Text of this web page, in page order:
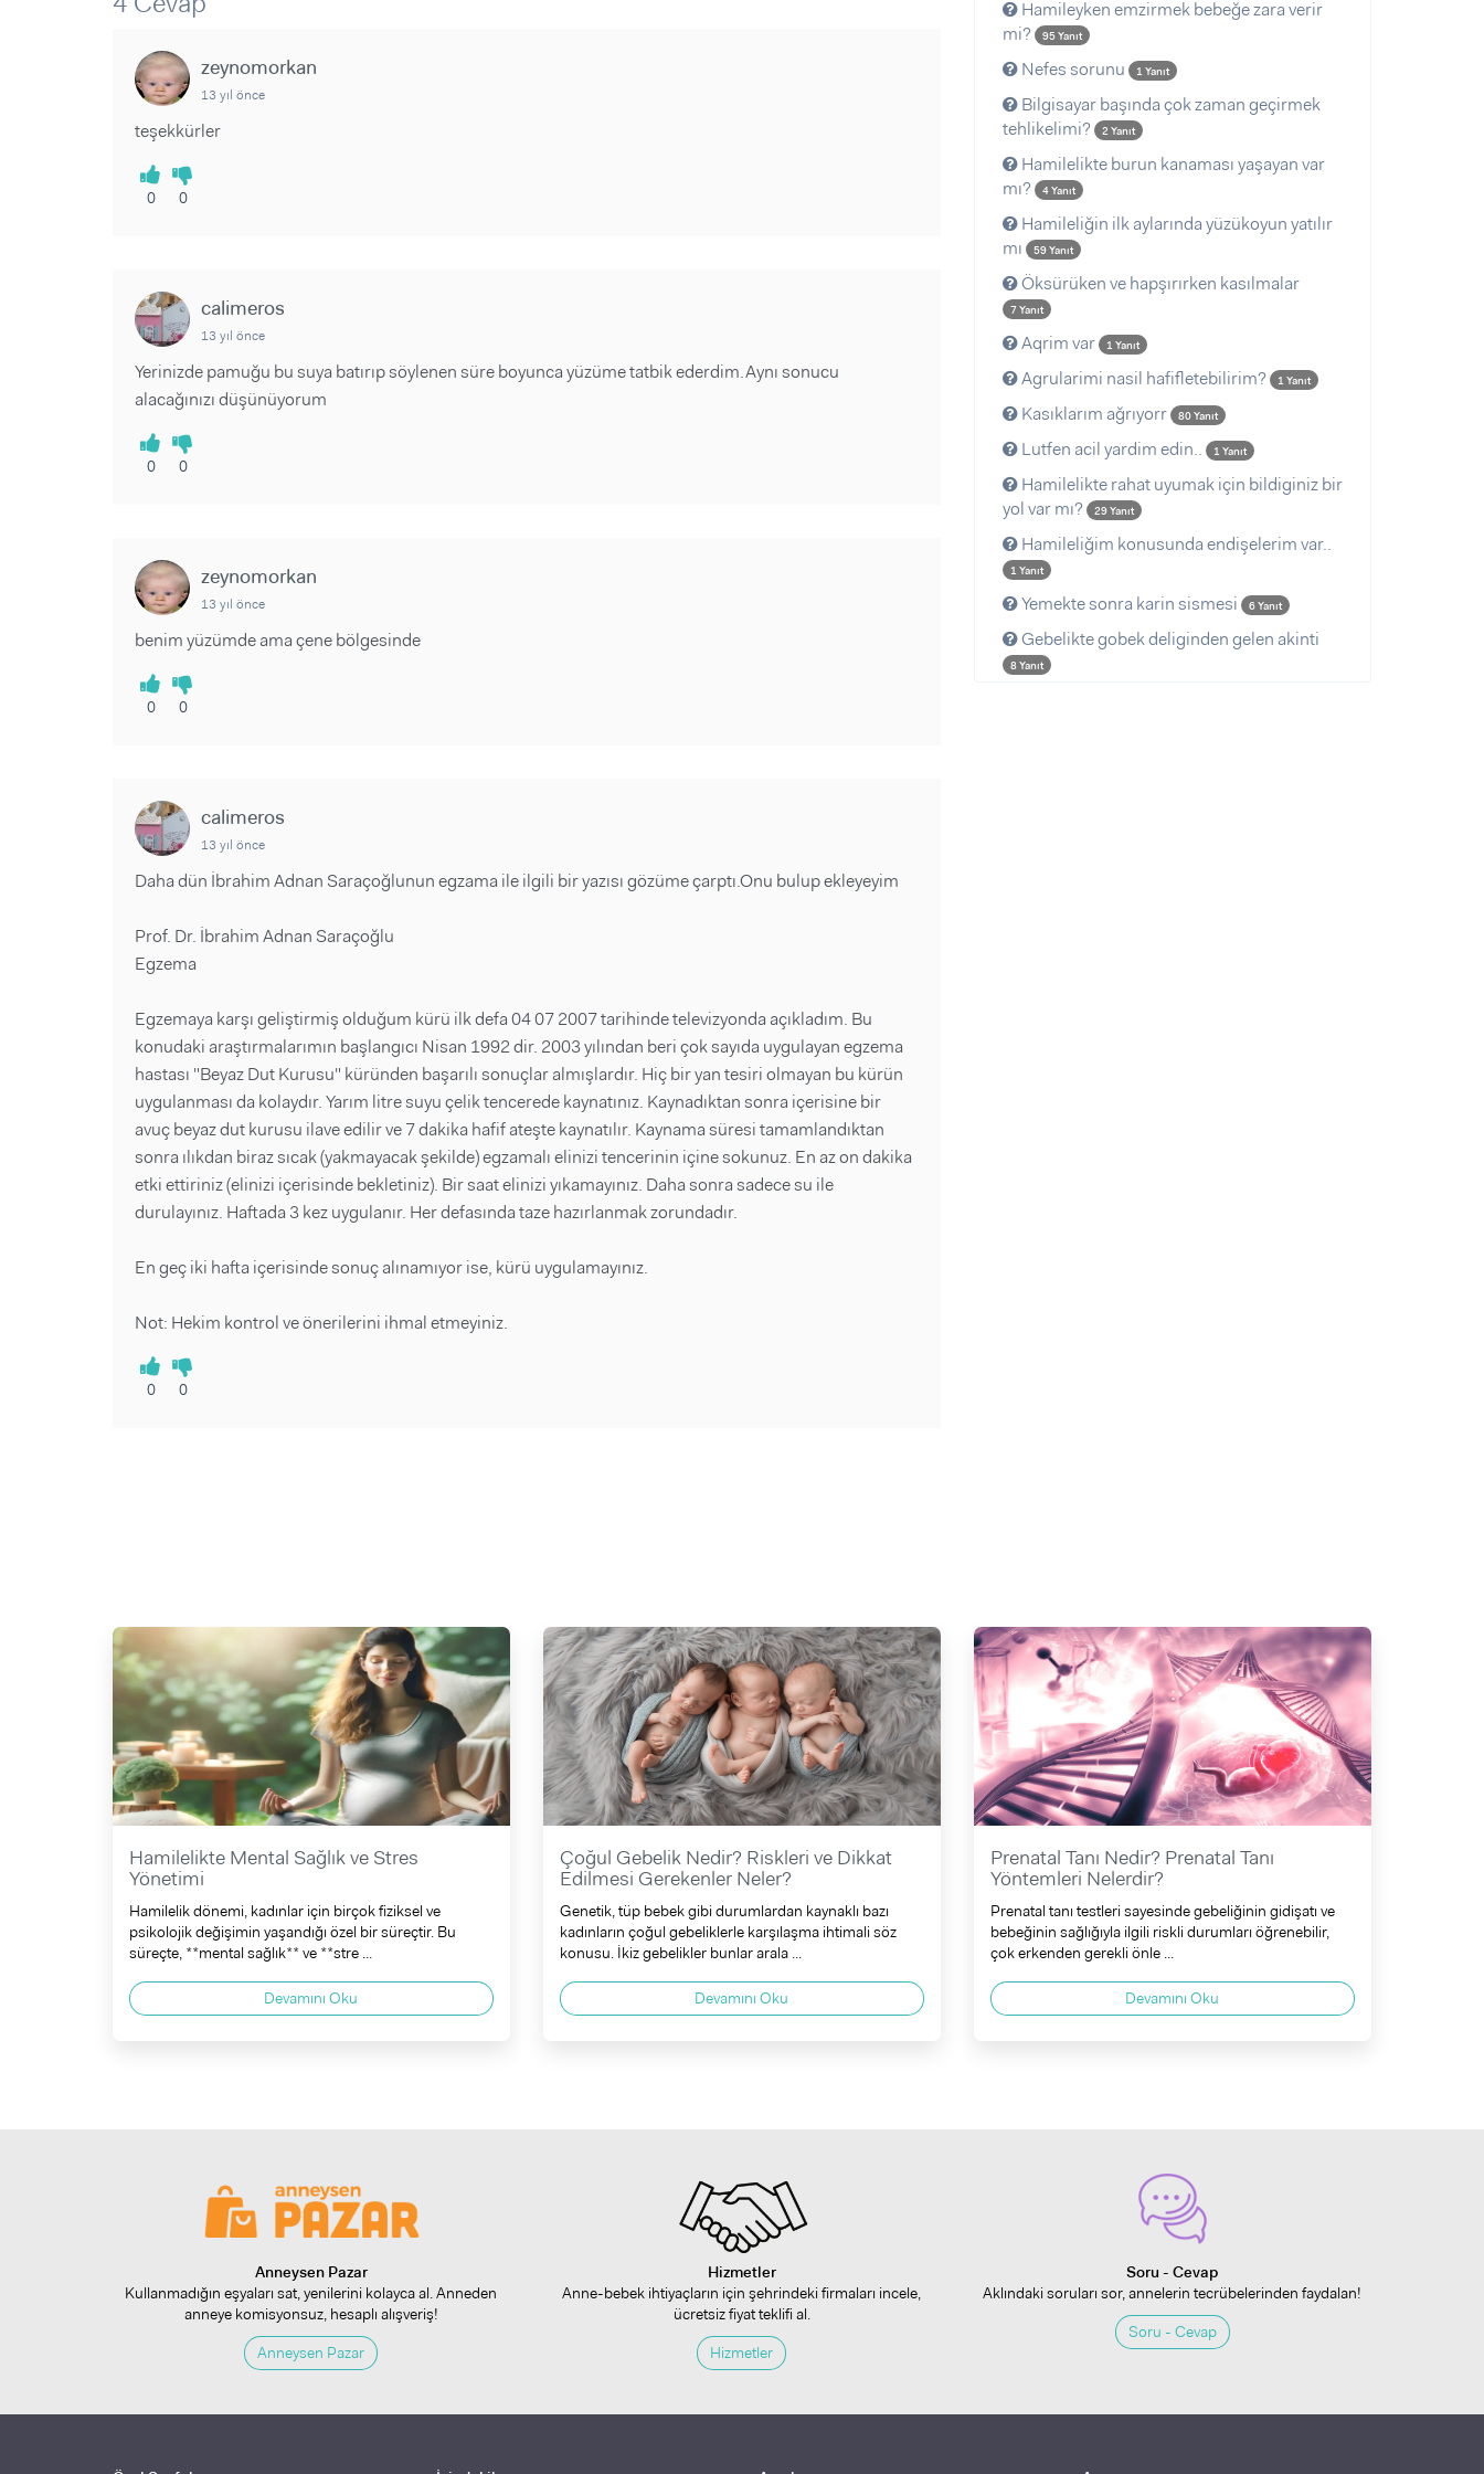
zeynomorkan
13 yıl önce
teşekkürler
0 0
calimeros
13 yıl önce
Yerinizde pamuğu bu suya batırıp söylenen süre boyunca yüzüme tatbik ederdim.Aynı sonucu
alacağınızı düşünüyorum
0 0
zeynomorkan
13 yıl önce
benim yüzümde ama çene bölgesinde
0 0
calimeros
13 yıl önce
Daha dün İbrahim Adnan Saraçoğlunun egzama ile ilgili bir yazısı gözüme çarptı.Onu bulup ekleyeyim
Prof. Dr. İbrahim Adnan Saraçoğlu
Egzema
Egzemaya karşı geliştirmiş olduğum kürü ilk defa 04 07 2007 tarihinde televizyonda açıkladım. Bu
konudaki araştırmalarımın başlangıcı Nisan 1992 dir. 2003 yılından beri çok sayıda uygulayan egzema
hastası "Beyaz Dut Kurusu" küründen başarılı sonuçlar almışlardır. Hiç bir yan tesiri olmayan bu kürün
uygulanması da kolaydır. Yarım litre suyu çelik tencerede kaynatınız. Kaynadıktan sonra içerisine bir
avuç beyaz dut kurusu ilave edilir ve 7 dakika hafif ateşte kaynatılır. Kaynama süresi tamamlandıktan
sonra ılıkdan biraz sıcak (yakmayacak şekilde) egzamalı elinizi tencerinin içine sokunuz. En az on dakika
etki ettiriniz (elinizi içerisinde bekletiniz). Bir saat elinizi yıkamayınız. Daha sonra sadece su ile
durulayınız. Haftada 3 kez uygulanır. Her defasında taze hazırlanmak zorundadır.
En geç iki hafta içerisinde sonuç alınamıyor ise, kürü uygulamayınız.
Not: Hekim kontrol ve önerilerini ihmal etmeyiniz.
0 0
Hamileyken emzirmek bebeğe zara verir
mi?
95 Yanıt
Nefes sorunu 1 Yanıt
Bilgisayar başında çok zaman geçirmek
tehlikelimi?
2 Yanıt
Hamilelikte burun kanaması yaşayan var
mı?
4 Yanıt
Hamileliğin ilk aylarında yüzükoyun yatılır
mı
59 Yanıt
Öksürüken ve hapşırırken kasılmalar
7 Yanıt
Aqrim var 1 Yanıt
Agrularimi nasil hafifletebilirim? 1 Yanıt
Kasıklarım ağrıyorr 80 Yanıt
Lutfen acil yardim edin.. 1 Yanıt
Hamilelikte rahat uyumak için bildiginiz bir
yol var mı?
29 Yanıt
Hamileliğim konusunda endişelerim var..
1 Yanıt
Yemekte sonra karin sismesi 6 Yanıt
Gebelikte gobek deliginden gelen akinti
8 Yanıt
Hamilelikte Mental Sağlık ve Stres
Yönetimi
Hamilelik dönemi, kadınlar için birçok fiziksel ve
psikolojik değişimin yaşandığı özel bir süreçtir. Bu
süreçte, **mental sağlık** ve **stre ...
Devamını Oku
Çoğul Gebelik Nedir? Riskleri ve Dikkat
Edilmesi Gerekenler Neler?
Genetik, tüp bebek gibi durumlardan kaynaklı bazı
kadınların çoğul gebeliklerle karşılaşma ihtimali söz
konusu. İkiz gebelikler bunlar arala ...
Devamını Oku
Prenatal Tanı Nedir? Prenatal Tanı
Yöntemleri Nelerdir?
Prenatal tanı testleri sayesinde gebeliğinin gidişatı ve
bebeğinin sağlığıyla ilgili riskli durumları öğrenebilir,
çok erkenden gerekli önle ...
Devamını Oku
Anneysen Pazar
Kullanmadığın eşyaları sat, yenilerini kolayca al. Anneden
anneye komisyonsuz, hesaplı alışveriş!
Anneysen Pazar
Hizmetler
Anne-bebek ihtiyaçların için şehrindeki firmaları incele,
ücretsiz fiyat teklifi al.
Hizmetler
Soru - Cevap
Aklındaki soruları sor, annelerin tecrübelerinden faydalan!
Soru - Cevap